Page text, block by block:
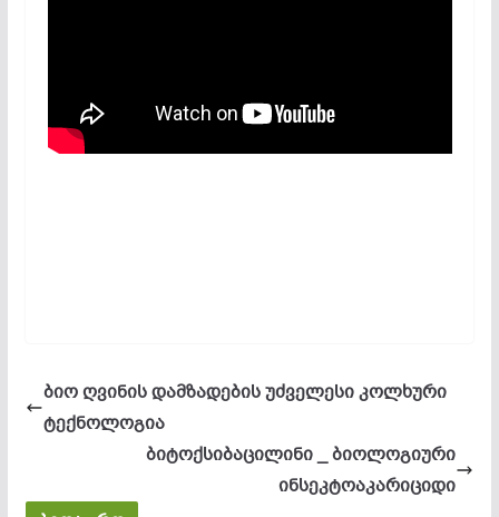
ბიო ღვინის დამზადების უძველესი კოლხური
ტექნოლოგია
ბიტოქსიბაცილინი _ ბიოლოგიური
ინსეკტოაკარიციდი